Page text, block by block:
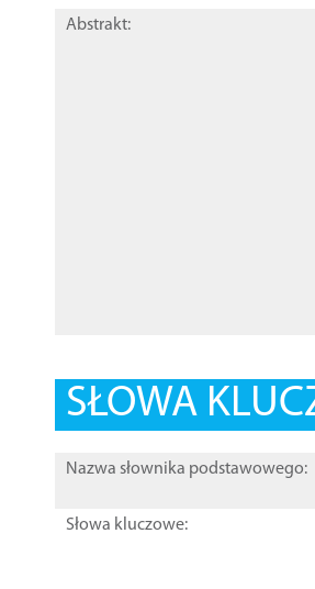
Abstrakt:
SŁOWA
Nazwa słownika podstawowego:
Słowa kluczowe: